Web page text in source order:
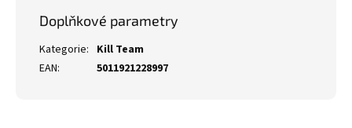
Doplňkové parametry
Kategorie: Kill Team
EAN: 5011921228997